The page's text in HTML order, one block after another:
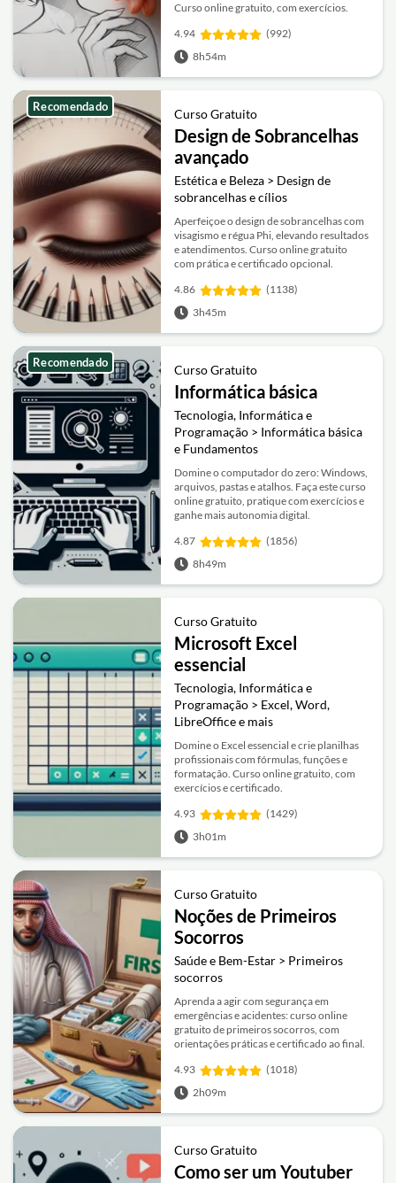
Curso online gratuito, com exercícios.
4.94
(992)
8h54m
Curso Gratuito
Design de Sobrancelhas
avançado
Estética e Beleza > Design de
sobrancelhas e cílios
Aperfeiçoe o design de sobrancelhas com
visagismo e régua Phi, elevando resultados
e atendimentos. Curso online gratuito
com prática e certificado opcional.
4.86
(1138)
3h45m
Recomendado
Curso Gratuito
Informática básica
Tecnologia, Informática e
Programação > Informática básica
e Fundamentos
Domine o computador do zero: Windows,
arquivos, pastas e atalhos. Faça este curso
online gratuito, pratique com exercícios e
ganhe mais autonomia digital.
4.87
(1856)
8h49m
Recomendado
Curso Gratuito
Microsoft Excel
essencial
Tecnologia, Informática e
Programação > Excel, Word,
LibreOffice e mais
Domine o Excel essencial e crie planilhas
profissionais com fórmulas, funções e
formatação. Curso online gratuito, com
exercícios e certificado.
4.93
(1429)
3h01m
Curso Gratuito
Noções de Primeiros
Socorros
Saúde e Bem-Estar > Primeiros
socorros
Aprenda a agir com segurança em
emergências e acidentes: curso online
gratuito de primeiros socorros, com
orientações práticas e certificado ao final.
4.93
(1018)
2h09m
Curso Gratuito
Como ser um Youtuber